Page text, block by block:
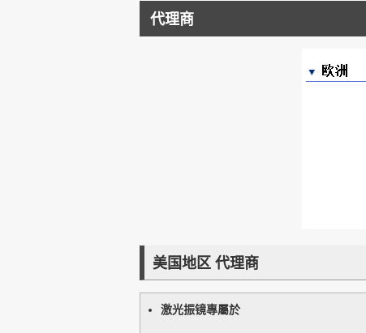
代理商
美国地区 代理商
激光振镜專屬於